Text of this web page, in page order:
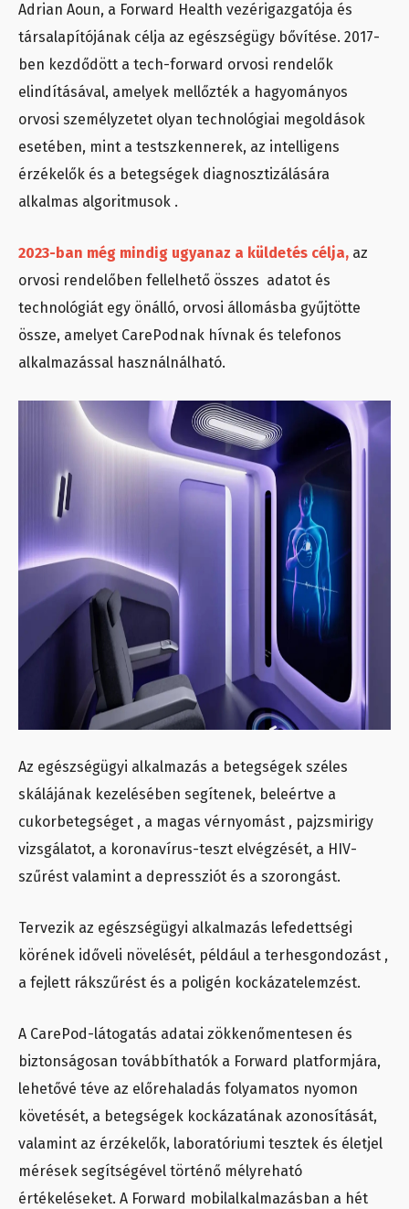
Adrian Aoun, a Forward Health vezérigazgatója és
társalapítójának célja az egészségügy bővítése. 2017-
ben kezdődött a tech-forward orvosi rendelők
elindításával, amelyek mellőzték a hagyományos
orvosi személyzetet olyan technológiai megoldások
esetében, mint a testszkennerek, az intelligens
érzékelők és a betegségek diagnosztizálására
alkalmas algoritmusok .
2023-ban még mindig ugyanaz a küldetés célja, az
orvosi rendelőben fellelhető összes adatot és
technológiát egy önálló, orvosi állomásba gyűjtötte
össze, amelyet CarePodnak hívnak és telefonos
alkalmazással használnálható.
Az egészségügyi alkalmazás a betegségek széles
skálájának kezelésében segítenek, beleértve a
cukorbetegséget , a magas vérnyomást , pajzsmirigy
vizsgálatot, a koronavírus-teszt elvégzését, a HIV-
szűrést valamint a depressziót és a szorongást.
Tervezik az egészségügyi alkalmazás lefedettségi
körének időveli növelését, például a terhesgondozást ,
a fejlett rákszűrést és a poligén kockázatelemzést.
A CarePod-látogatás adatai zökkenőmentesen és
biztonságosan továbbíthatók a Forward platformjára,
lehetővé téve az előrehaladás folyamatos nyomon
követését, a betegségek kockázatának azonosítását,
valamint az érzékelők, laboratóriumi tesztek és életjel
mérések segítségével történő mélyreható
értékeléseket. A Forward mobilalkalmazásban a hét